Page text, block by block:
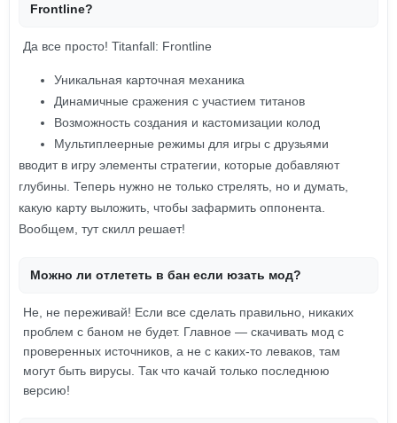
Frontline?
Да все просто! Titanfall: Frontline
Уникальная карточная механика
Динамичные сражения с участием титанов
Возможность создания и кастомизации колод
Мультиплеерные режимы для игры с друзьями
вводит в игру элементы стратегии, которые добавляют
глубины. Теперь нужно не только стрелять, но и думать,
какую карту выложить, чтобы зафармить оппонента.
Вообщем, тут скилл решает!
Можно ли отлететь в бан если юзать мод?
Не, не переживай! Если все сделать правильно, никаких
проблем с баном не будет. Главное — скачивать мод с
проверенных источников, а не с каких-то леваков, там
могут быть вирусы. Так что качай только последнюю
версию!